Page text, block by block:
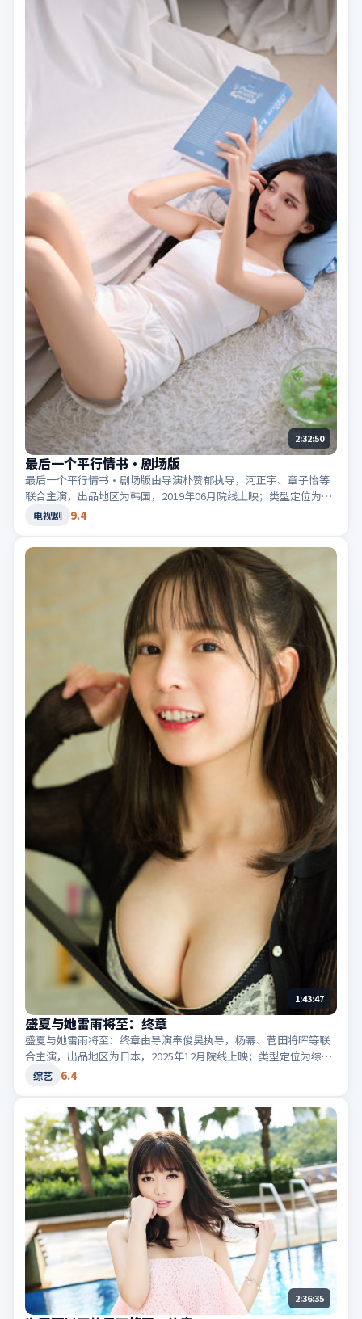
2:32:50
最后一个平行情书·剧场版
最后一个平行情书·剧场版由导演朴赞郁执导，河正宇、章子怡等
联合主演，出品地区为韩国，2019年06月院线上映；类型定位为电
视剧·冒险，旅途改变人物命运。适合检索「韩国冒险」「2019高
电视剧 9.4
1:43:47
盛夏与她雷雨将至：终章
盛夏与她雷雨将至：终章由导演奉俊昊执导，杨幂、菅田将晖等联
合主演，出品地区为日本，2025年12月院线上映；类型定位为综艺
·动作，街头追逐与爆破场面交错。适合检索「日本动作」「2025
综艺 6.4
2:36:35